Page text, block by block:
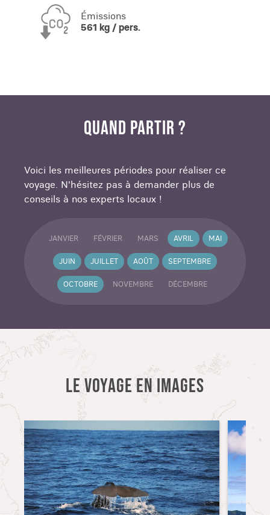
Émissions
561 kg / pers.
QUAND PARTIR ?
Voici les meilleures périodes pour réaliser ce
voyage. N'hésitez pas à demander plus de
conseils à nos experts locaux !
JANVIER FÉVRIER MARS AVRIL MAI
JUIN JUILLET AOÛT SEPTEMBRE
OCTOBRE NOVEMBRE DÉCEMBRE
LE VOYAGE EN IMAGES